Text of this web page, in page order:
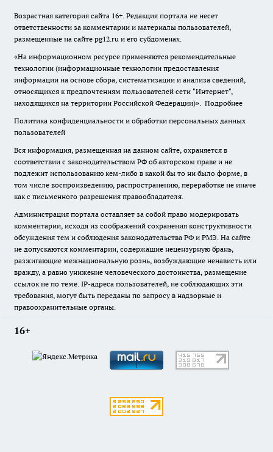
Возрастная категория сайта 16+. Редакция портала не несет
ответственности за комментарии и материалы пользователей,
размещенные на сайте pg12.ru и его субдоменах.
«На информационном ресурсе применяются рекомендательные
технологии (информационные технологии предоставления
информации на основе сбора, систематизации и анализа сведений,
относящихся к предпочтениям пользователей сети "Интернет",
находящихся на территории Российской Федерации)». Подробнее
Политика конфиденциальности и обработки персональных данных
пользователей
Вся информация, размещенная на данном сайте, охраняется в
соответствии с законодательством РФ об авторском праве и не
подлежит использованию кем-либо в какой бы то ни было форме, в
том числе воспроизведению, распространению, переработке не иначе
как с письменного разрешения правообладателя.
Администрация портала оставляет за собой право модерировать
комментарии, исходя из соображений сохранения конструктивности
обсуждения тем и соблюдения законодательства РФ и РМЭ. На сайте
не допускаются комментарии, содержащие нецензурную брань,
разжигающие межнациональную рознь, возбуждающие ненависть или
вражду, а равно унижение человеческого достоинства, размещение
ссылок не по теме. IP-адреса пользователей, не соблюдающих эти
требования, могут быть переданы по запросу в надзорные и
правоохранительные органы.
16+